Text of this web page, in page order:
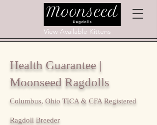
View Available Kittens
Health Guarantee |
Moonseed Ragdolls
Columbus, Ohio TICA & CFA Registered
Ragdoll Breeder